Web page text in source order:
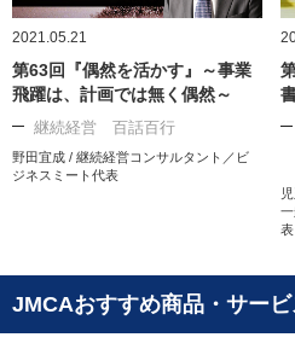
2021.05.21
第63回『偶然を活かす』～事業
飛躍は、計画では無く偶然～
継続経営 百話百行
野田宜成 / 継続経営コンサルタント／ビ
ジネスミート代表
JMCAおすすめ商品・サービ